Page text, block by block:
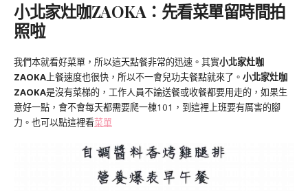
小北家灶咖ZAOKA： 先看菜單留時間拍
照啦
我們本就看好菜單，所以這天點餐非常的迅速。其實小北家灶咖
ZAOKA 上餐速度也很快，所以不一會兒功夫餐點就來了。 小北家灶咖
ZAOKA是沒有菜梯的，工作人員不論送餐或收餐都要用走的，如果生
意好一點，會不會每天都需要爬一棟101，到這裡上班要有厲害的腳
力。也可以點這裡看菜單